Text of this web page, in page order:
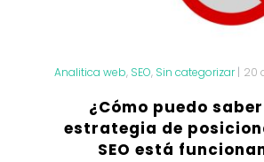
Analitica web, SEO, Sin categorizar| 20
¿Cómo puedo
estrategia de
SEO está